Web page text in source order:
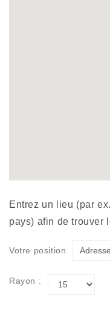
Entrez un lieu (par
pays) afin de trouver
Votre position
Rayon :